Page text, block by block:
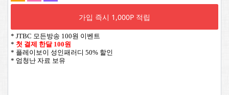
가입 즉시 1,000P 적립
* JTBC 모든방송 100원 이벤트
* 첫 결제 한달 100원
* 플레이보이 성인패러디 50% 할인
* 엄청난 자료 보유